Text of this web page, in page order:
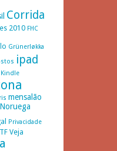
Corrida
2010 FHC
Grünerløkka
ipad
Kindle
mensalão
Noruega
Privacidade
Veja